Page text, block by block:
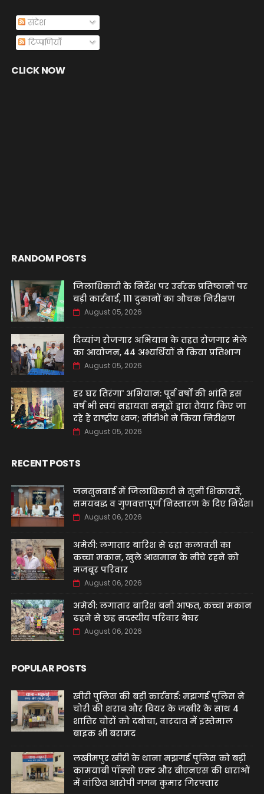
संदेश
टिप्पणियाँ
CLICK NOW
RANDOM POSTS
जिलाधिकारी के निर्देश पर उर्वरक प्रतिष्ठानों पर
बड़ी कार्रवाई, 111 दुकानों का औचक निरीक्षण
August 05, 2026
दिव्यांग रोजगार अभियान के तहत रोजगार मेले
का आयोजन, 44 अभ्यर्थियों ने किया प्रतिभाग
August 05, 2026
हर घर तिरंगा' अभियान: पूर्व वर्षों की भांति इस
वर्ष भी स्वयं सहायता समूहों द्वारा तैयार किए जा
रहे हैं राष्ट्रीय ध्वज; सीडीओ ने किया निरीक्षण
August 05, 2026
RECENT POSTS
जनसुनवाई में जिलाधिकारी ने सुनीं शिकायतें,
समयबद्ध व गुणवत्तापूर्ण निस्तारण के दिए निर्देश।
August 06, 2026
अमेठी: लगातार बारिश से ढहा कलावती का
कच्चा मकान, खुले आसमान के नीचे रहने को
मजबूर परिवार
August 06, 2026
अमेठी: लगातार बारिश बनी आफत, कच्चा मकान
ढहने से छह सदस्यीय परिवार बेघर
August 06, 2026
POPULAR POSTS
खीरी पुलिस की बड़ी कार्रवाई: मझगई पुलिस ने
चोरी की शराब और बियर के जखीरे के साथ 4
शातिर चोरों को दबोचा, वारदात में इस्तेमाल
बाइक भी बरामद
लखीमपुर खीरी के थाना मझगई पुलिस को बड़ी
कामयाबी पॉक्सो एक्ट और बीएनएस की धाराओं
में वांछित आरोपी गगन कुमार गिरफ्तार